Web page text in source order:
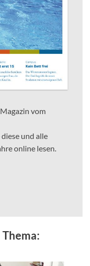
vom
und alle
online lesen.